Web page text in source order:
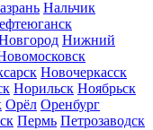
Нальчик
Нижний
Новочеркасск
Норильск Ноябрьск
Орёл Оренбург
Пермь Петрозаводск